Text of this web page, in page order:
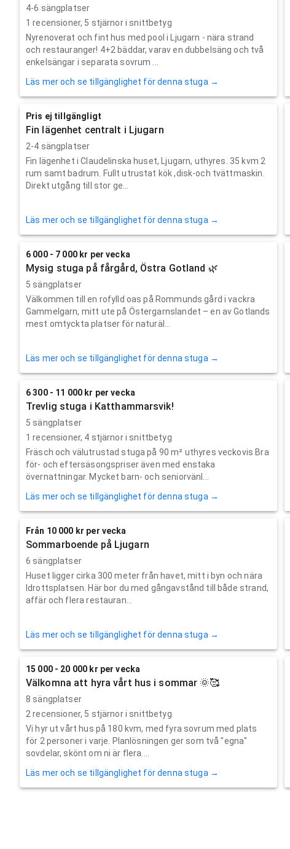
4-6 sängplatser
1 recensioner, 5 stjärnor i snittbetyg
Nyrenoverat och fint hus med pool i Ljugarn - nära strand
och restauranger! 4+2 bäddar, varav en dubbelsäng och två
enkelsängar i separata sovrum ...
Läs mer och se tillgänglighet för denna stuga →
Pris ej tillgängligt
Fin lägenhet centralt i Ljugarn
2-4 sängplatser
Fin lägenhet i Claudelinska huset, Ljugarn, uthyres. 35 kvm 2
rum samt badrum. Fullt utrustat kök ,disk-och tvättmaskin.
Direkt utgång till stor ge...
Läs mer och se tillgänglighet för denna stuga →
6 000 - 7 000 kr per vecka
Mysig stuga på fårgård, Östra Gotland 🌿
5 sängplatser
Välkommen till en rofylld oas på Rommunds gård i vackra
Gammelgarn, mitt ute på Östergarnslandet – en av Gotlands
mest omtyckta platser för naturäl...
Läs mer och se tillgänglighet för denna stuga →
6 300 - 11 000 kr per vecka
Trevlig stuga i Katthammarsvik!
5 sängplatser
1 recensioner, 4 stjärnor i snittbetyg
Fräsch och välutrustad stuga på 90 m² uthyres veckovis Bra
för- och eftersäsongspriser även med enstaka
övernattningar. Mycket barn- och seniorvänl...
Läs mer och se tillgänglighet för denna stuga →
Från 10 000 kr per vecka
Sommarboende på Ljugarn
6 sängplatser
Huset ligger cirka 300 meter från havet, mitt i byn och nära
Idrottsplatsen. Här bor du med gångavstånd till både strand,
affär och flera restauran...
Läs mer och se tillgänglighet för denna stuga →
15 000 - 20 000 kr per vecka
Välkomna att hyra vårt hus i sommar 🌞🥰
8 sängplatser
2 recensioner, 5 stjärnor i snittbetyg
Vi hyr ut vårt hus på 180 kvm, med fyra sovrum med plats
för 2 personer i varje. Planlösningen ger som två "egna"
sovdelar, skönt om ni är flera....
Läs mer och se tillgänglighet för denna stuga →